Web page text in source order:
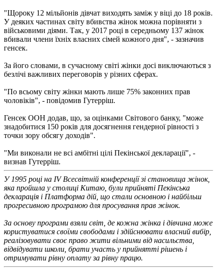
"Щороку 12 мільйонів дівчат виходять заміж у віці до 18 років.
У деяких частинах світу вбивства жінок можна порівняти з
військовими діями. Так, у 2017 році в середньому 137 жінок
вбивали члени їхніх власних сімей кожного дня", - зазначив
генсек.
За його словами, в сучасному світі жінки досі виключаються з
безлічі важливих переговорів у різних сферах.
"По всьому світу жінки мають лише 75% законних прав
чоловіків", - повідомив Гутерріш.
Генсек ООН додав, що, за оцінками Світового банку, "може
знадобитися 150 років для досягнення гендерної рівності з
точки зору обсягу доходів".
"Ми виконали не всі амбітні цілі Пекінської декларації", -
визнав Гутерріш.
У 1995 році на IV Всесвітній конференції зі становища жінок,
яка пройшла у столиці Китаю, були прийняті Пекінська
декларація і Платформа дій, що стали основною і найбільш
прогресивною програмою для просування прав жінок.
За основу програми взяли світ, де кожна жінка і дівчина може
користуватися своїми свободами і здійснювати власний вибір,
реалізовувати своє право жити вільними від насильства,
відвідувати школи, брати участь у прийнятті рішень і
отримувати рівну оплату за рівну працю.